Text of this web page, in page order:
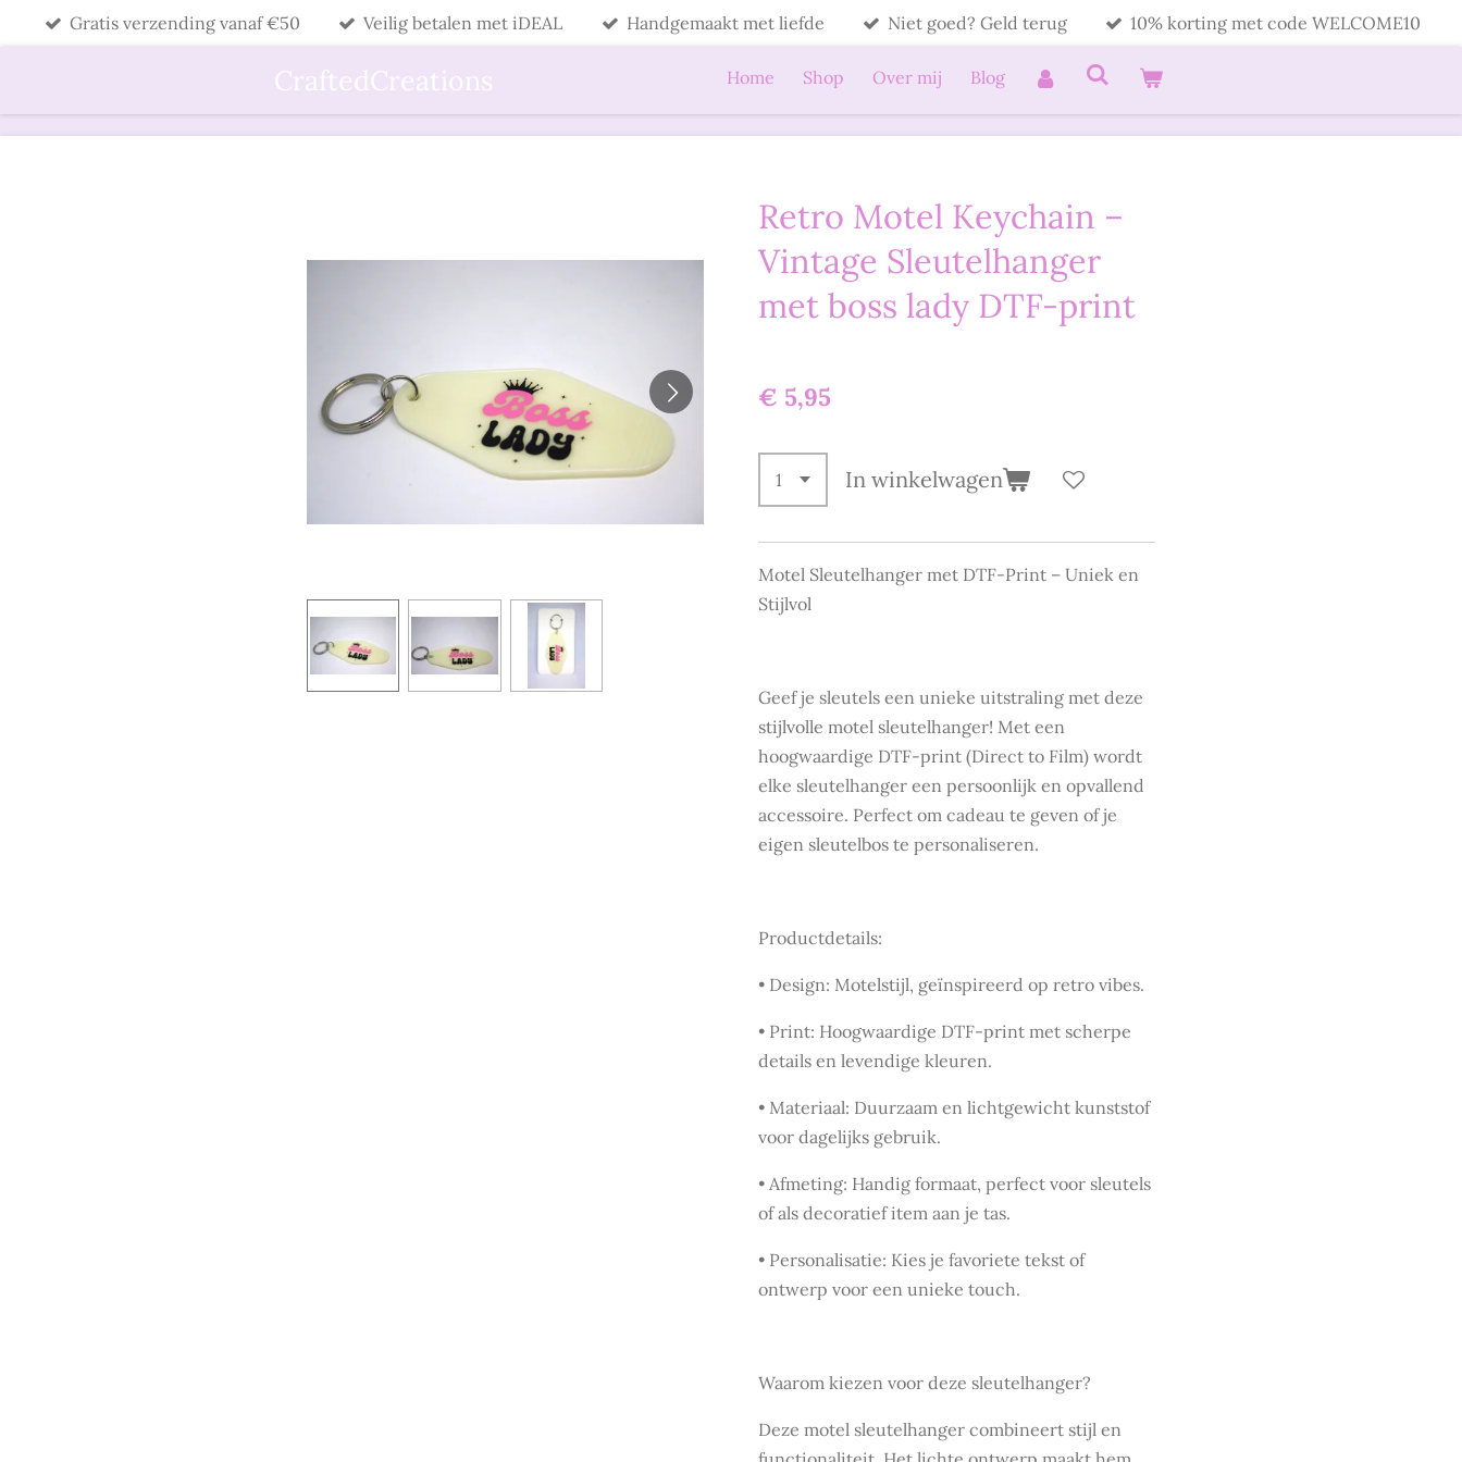
hoofdinhoud
Gratis verzending vanaf €50 Veilig betalen met iDEAL Handgemaakt met liefde Niet goed? Geld terug 10% korting met code WELCOME10
CraftedCreations Home Shop Over mij Blog
Retro Motel Keychain –
Vintage Sleutelhanger
met boss lady DTF-print
€ 5,95
In winkelwagen
Motel Sleutelhanger met DTF-Print – Uniek en
Stijlvol
Geef je sleutels een unieke uitstraling met deze
stijlvolle motel sleutelhanger! Met een
hoogwaardige DTF-print (Direct to Film) wordt
elke sleutelhanger een persoonlijk en opvallend
accessoire. Perfect om cadeau te geven of je
eigen sleutelbos te personaliseren.
Productdetails:
• Design: Motelstijl, geïnspireerd op retro vibes.
• Print: Hoogwaardige DTF-print met scherpe
details en levendige kleuren.
• Materiaal: Duurzaam en lichtgewicht kunststof
voor dagelijks gebruik.
• Afmeting: Handig formaat, perfect voor sleutels
of als decoratief item aan je tas.
• Personalisatie: Kies je favoriete tekst of
ontwerp voor een unieke touch.
Waarom kiezen voor deze sleutelhanger?
Deze motel sleutelhanger combineert stijl en